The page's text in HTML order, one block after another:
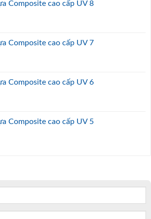
Composite cao cấp UV 8
Composite cao cấp UV 7
Composite cao cấp UV 6
Composite cao cấp UV 5